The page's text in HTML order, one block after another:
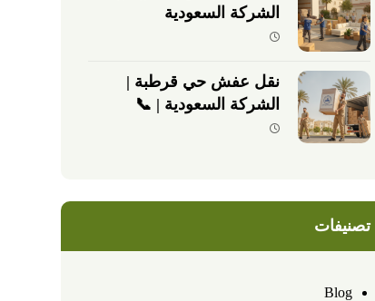
الشركة السعودية
نقل عفش حي قرطبة |
الشركة السعودية | 📞
0540026747
تصنيفات
Blog